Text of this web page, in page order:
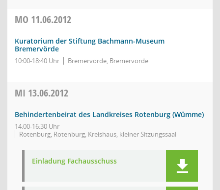
MO 11.06.2012
Kuratorium der Stiftung Bachmann-Museum
Bremervörde
10:00-18:40 Uhr Bremervörde, Bremervörde
MI 13.06.2012
Behindertenbeirat des Landkreises Rotenburg (Wümme)
14:00-16:30 Uhr
Rotenburg, Rotenburg, Kreishaus, kleiner Sitzungssaal
Einladung Fachausschuss